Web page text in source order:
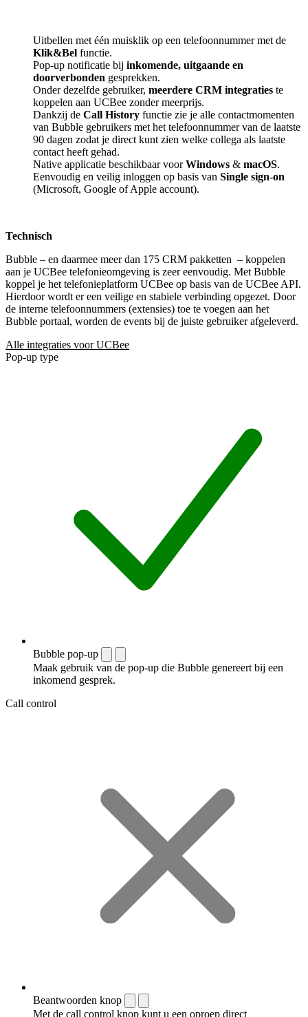
Uitbellen met één muisklik op een telefoonnummer met de
Klik&Bel functie.
Pop-up notificatie bij inkomende, uitgaande en
doorverbonden gesprekken.
Onder dezelfde gebruiker, meerdere CRM integraties te
koppelen aan UCBee zonder meerprijs.
Dankzij de Call History functie zie je alle contactmomenten
van Bubble gebruikers met het telefoonnummer van de laatste
90 dagen zodat je direct kunt zien welke collega als laatste
contact heeft gehad.
Native applicatie beschikbaar voorWindows & macOS.
Eenvoudig en veilig inloggen op basis van Single sign-on
(Microsoft, Google of Apple account).
Technisch
Bubble – en daarmee meer dan 175 CRM pakketten – koppelen
aan je UCBee telefonieomgeving is zeer eenvoudig. Met Bubble
koppel je het telefonieplatform UCBee op basis van de UCBee API.
Hierdoor wordt er een veilige en stabiele verbinding opgezet. Door
de interne telefoonnummers (extensies) toe te voegen aan het
Bubble portaal, worden de events bij de juiste gebruiker afgeleverd.
Alle integraties voor UCBee
Pop-up type
Bubble pop-up
Maak gebruik van de pop-up die Bubble genereert bij een
inkomend gesprek.
Call control
Beantwoorden knop
Met de call control knop kunt u een oproep direct